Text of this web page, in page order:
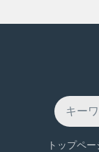
トップペー